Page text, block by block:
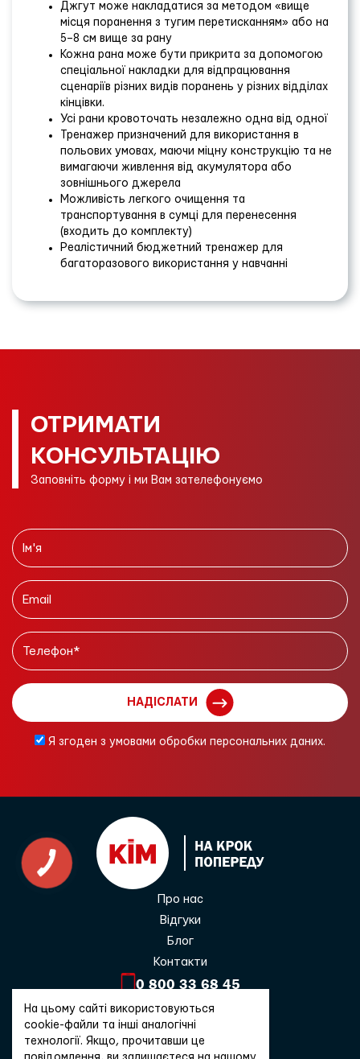
Джгут може накладатися за методом «вище
місця поранення з тугим перетисканням» або на
5–8 см вище за рану
Кожна рана може бути прикрита за допомогою
спеціальної накладки для відпрацювання
сценаріїв різних видів поранень у різних відділах
кінцівки.
Усі рани кровоточать незалежно одна від одної
Тренажер призначений для використання в
польових умовах, маючи міцну конструкцію та не
вимагаючи живлення від акумулятора або
зовнішнього джерела
Можливість легкого очищення та
транспортування в сумці для перенесення
(входить до комплекту)
Реалістичний бюджетний тренажер для
багаторазового використання у навчанні
ОТРИМАТИ
КОНСУЛЬТАЦІЮ
Заповніть форму і ми Вам зателефонуємо
НАДІСЛАТИ
Я згоден з умовами обробки персональних даних.
Про нас
Відгуки
Блог
Контакти
0 800 33 68 45
Зв'язатися
На цьому сайті використовуються
cookie-файли та інші аналогічні
технології. Якщо, прочитавши це